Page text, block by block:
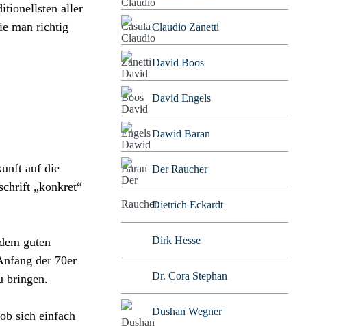
aller
man richtig
auf die
„konkret“
guten
der 70er
bringen.
sich einfach
Claudio Zanetti
David Boos
David Engels
Dawid Baran
Der Raucher
Dietrich Eckardt
Dirk Hesse
Dr. Cora Stephan
Dushan Wegner